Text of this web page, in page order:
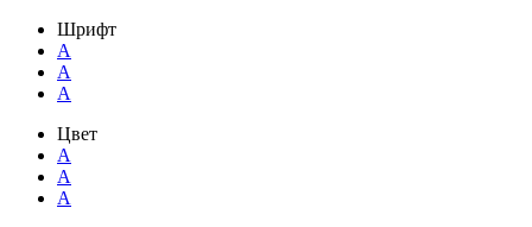
Шрифт
A
A
A
Цвет
A
A
A